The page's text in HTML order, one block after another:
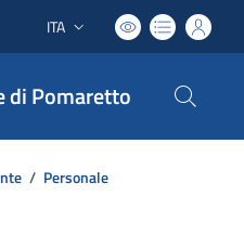
Lingua attiva:
ITA
di Pomaretto
/ Personale